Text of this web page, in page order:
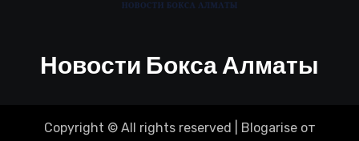
Новости Бокса Алматы
Copyright © All rights reserved Blogariseот